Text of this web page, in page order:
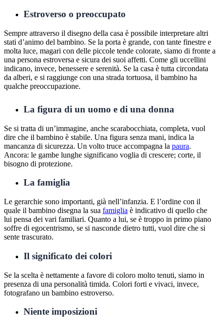
Estroverso o preoccupato
Sempre attraverso il disegno della casa è possibile interpretare altri
stati d’animo del bambino. Se la porta è grande, con tante finestre e
molta luce, magari con delle piccole tende colorate, siamo di fronte a
una persona estroversa e sicura dei suoi affetti. Come gli uccellini
indicano, invece, benessere e serenità. Se la casa è tutta circondata
da alberi, e si raggiunge con una strada tortuosa, il bambino ha
qualche preoccupazione.
La figura di un uomo e di una donna
Se si tratta di un’immagine, anche scarabocchiata, completa, vuol
dire che il bambino è stabile. Una figura senza mani, indica la
mancanza di sicurezza. Un volto truce accompagna la paura.
Ancora: le gambe lunghe significano voglia di crescere; corte, il
bisogno di protezione.
La famiglia
Le gerarchie sono importanti, già nell’infanzia. E l’ordine con il
quale il bambino disegna la sua famiglia è indicativo di quello che
lui pensa dei vari familiari. Quanto a lui, se è troppo in primo piano
soffre di egocentrismo, se si nasconde dietro tutti, vuol dire che si
sente trascurato.
Il significato dei colori
Se la scelta è nettamente a favore di coloro molto tenuti, siamo in
presenza di una personalità timida. Colori forti e vivaci, invece,
fotografano un bambino estroverso.
Niente imposizioni